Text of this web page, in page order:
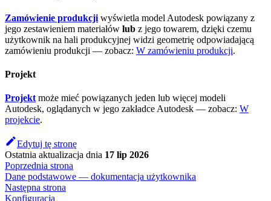
Zamówienie produkcji wyświetla model Autodesk powiązany z
jego zestawieniem materiałów lub z jego towarem, dzięki czemu
użytkownik na hali produkcyjnej widzi geometrię odpowiadającą
zamówieniu produkcji — zobacz: W zamówieniu produkcji.
Projekt
Projekt może mieć powiązanych jeden lub więcej modeli
Autodesk, oglądanych w jego zakładce Autodesk — zobacz: W
projekcie.
Edytuj tę stronę
Ostatnia aktualizacja dnia 17 lip 2026
Poprzednia strona
Dane podstawowe — dokumentacja użytkownika
Następna strona
Konfiguracja